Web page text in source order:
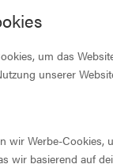
um das
unserer
wir Werbe-Cookies,
wir basierend auf